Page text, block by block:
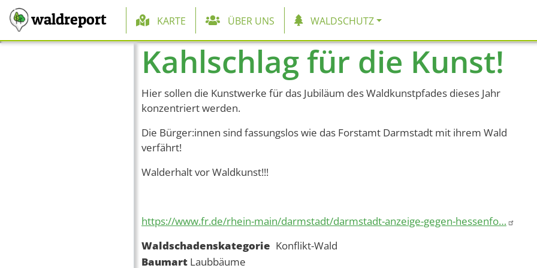
waldreport Hauptnavigation
KARTE ÜBER UNS WALDSCHUTZ
Kahlschlag für die Kunst!
Hier sollen die Kunstwerke für das Jubiläum des Waldkunstpfades dieses Jahr
konzentriert werden.
Die Bürger:innen sind fassungslos wie das Forstamt Darmstadt mit ihrem Wald
verfährt!
Walderhalt vor Waldkunst!!!
https://www.fr.de/rhein-main/darmstadt/darmstadt-anzeige-gegen-hessenfo…
Waldschadenskategorie Konflikt-Wald
Baumart Laubbäume